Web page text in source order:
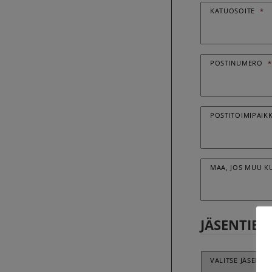
KATUOSOITE *
POSTINUMERO *
MAA, JOS MUU
VALITSE